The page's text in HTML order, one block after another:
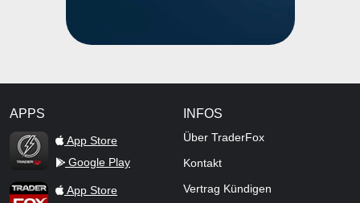
APPS
TraderFox Flash
App Store
Google Play
TraderFox AppApp Store
INFOS
Über TraderFox
Kontakt
Vertrag Kündigen